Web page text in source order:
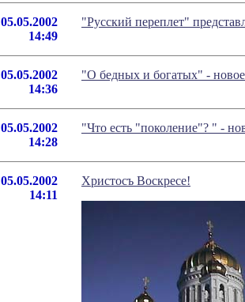
05.05.2002
14:49
"Русский переплет"
05.05.2002
14:36
"О бедных и богатых" -
05.05.2002
14:28
"Что есть "поколение"? " -
05.05.2002
14:11
Христосъ Воскресе!